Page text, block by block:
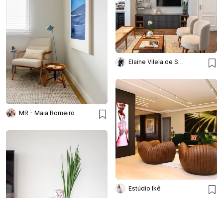
MR - Maia Romeiro
Elaine Vilela de Sousa
Estúdio Ikê